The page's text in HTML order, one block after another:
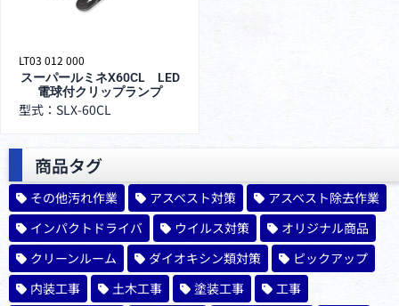
LT03 012 000
スーパールミネX60CL LED
電球付クリップランプ
型式：SLX-60CL
商品タグ
その他汚れ作業 アスベスト対策
アスベスト除去作業
インパクトドライバ
ウイルス対策
オリジナル商品
クリーンルーム
ダイオキシン類対策
ピックアップ
内装工事
土木工事 塗装工事
工事